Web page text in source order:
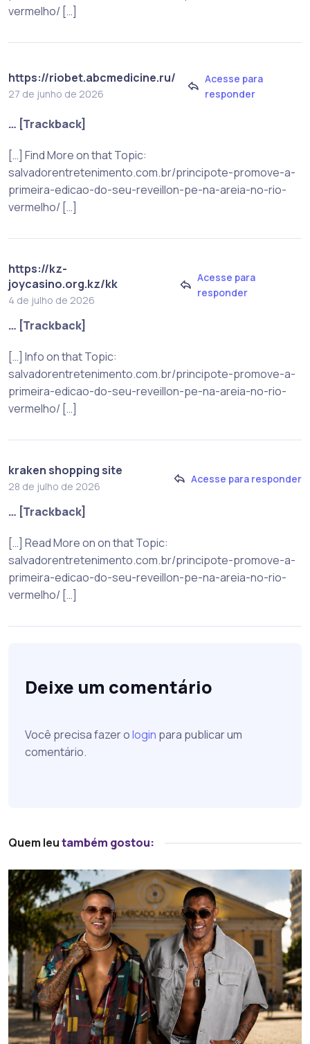
vermelho/ […]
https://riobet.abcmedicine.ru/
27 de junho de 2026
Acesse para
responder
… [Trackback]
[…] Find More on that Topic:
salvadorentretenimento.com.br/principote-promove-a-
primeira-edicao-do-seu-reveillon-pe-na-areia-no-rio-
vermelho/ […]
https://kz-
joycasino.org.kz/kk
4 de julho de 2026
Acesse para
responder
… [Trackback]
[…] Info on that Topic:
salvadorentretenimento.com.br/principote-promove-a-
primeira-edicao-do-seu-reveillon-pe-na-areia-no-rio-
vermelho/ […]
kraken shopping site
28 de julho de 2026
Acesse para responder
… [Trackback]
[…] Read More on on that Topic:
salvadorentretenimento.com.br/principote-promove-a-
primeira-edicao-do-seu-reveillon-pe-na-areia-no-rio-
vermelho/ […]
Deixe um comentário
Você precisa fazer ologin para publicar um
comentário.
Quem leutambém gostou: